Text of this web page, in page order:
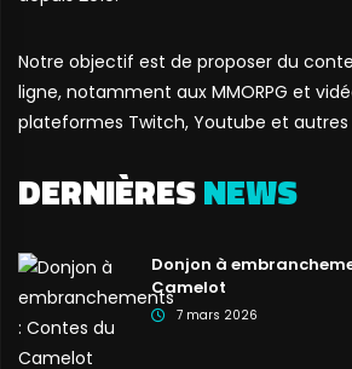
Notre objectif est de proposer du
ligne, notamment aux MMORPG et
plateformes Twitch, Youtube et autres
DERNIÈRESNEWS
Donjon à
Camelot
7 mars 2026